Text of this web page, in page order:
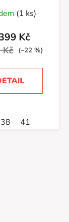
Balls(1 ks)
Kč
Kč (–22 %)
38 41